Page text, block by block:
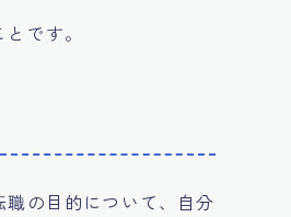
です。
の目的について、自分